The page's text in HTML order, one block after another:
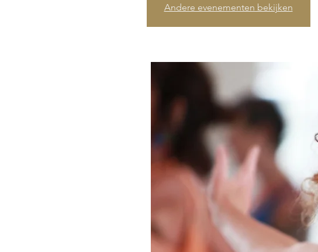
Andere evenementen bekijken